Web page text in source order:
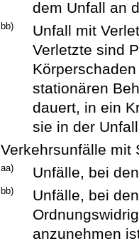
dem Unfall an
bb)
Unfall mit
Verletzte sind
stationären
dauert, in ein
sie in der
Verkehrsunfälle mit
aa) Unfälle, bei
bb)
Unfälle, bei
anzunehmen